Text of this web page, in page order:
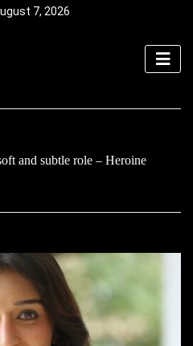
7, 2026
and subtle role – Heroine